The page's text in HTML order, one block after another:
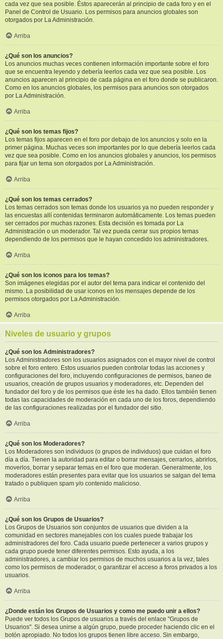
cada vez que sea posible. Éstos aparecerán al principio de cada foro y en el
Panel de Control de Usuario. Los permisos para anuncios globales son
otorgados por La Administración.
Arriba
¿Qué son los anuncios?
Los anuncios muchas veces contienen información importante sobre el foro
que se encuentra leyendo y debería leerlos cada vez que sea posible. Los
anuncios aparecen al principio de cada página en el foro donde se publicaron.
Como en los anuncios globales, los permisos para anuncios son otorgados
por La Administración.
Arriba
¿Qué son los temas fijos?
Los temas fijos aparecen en el foro por debajo de los anuncios y solo en la
primer página. Muchas veces son importantes por lo que debería leerlos cada
vez que sea posible. Como en los anuncios globales y anuncios, los permisos
para fijar un tema son otorgados por La Administración.
Arriba
¿Qué son los temas cerrados?
Los temas cerrados son temas donde los usuarios ya no pueden responder y
las encuestas allí contenidas terminaron automáticamente. Los temas pueden
ser cerrados por muchas razones. Esta decisión es tomada por La
Administración o un moderador. Tal vez pueda cerrar sus propios temas
dependiendo de los permisos que le hayan concedido los administradores.
Arriba
¿Qué son los iconos para los temas?
Son imágenes elegidas por el autor del tema para indicar el contenido del
mismo. La posibilidad de usar iconos en los mensajes depende de los
permisos otorgados por La Administración.
Arriba
Niveles de usuario y grupos
¿Qué son los Administradores?
Los Administradores son los usuarios asignados con el mayor nivel de control
sobre el foro entero. Estos usuarios pueden controlar todas las acciones y
configuraciones del foro, incluyendo configuraciones de permisos, baneo de
usuarios, creación de grupos usuarios y moderadores, etc. Dependen del
fundador del foro y de los permisos que éste les ha dado. Ellos también tienen
todas las capacidades de moderación en cada uno de los foros, dependiendo
de las configuraciones realizadas por el fundador del sitio.
Arriba
¿Qué son los Moderadores?
Los Moderadores son individuos (o grupos de individuos) que cuidan el foro
día a día. Tienen la autoridad para editar o borrar mensajes, cerrarlos, abrirlos,
moverlos, borrar y separar temas en el foro que moderan. Generalmente, los
moderadores están presentes para evitar que los usuarios se salgan del tema
tratado o publiquen spam y/o contenido malicioso.
Arriba
¿Qué son los Grupos de Usuarios?
Los Grupos de Usuarios son conjuntos de usuarios que dividen a la
comunidad en sectores manejables con los cuales puede trabajar los
administradores del foro. Cada usuario puede pertenecer a varios grupos y
cada grupo puede tener diferentes permisos. Esto ayuda, a los
administradores, a cambiar los permisos de muchos usuarios a la vez, tales
como los permisos de moderador, o garantizar el acceso a foros privados a los
usuarios.
Arriba
¿Donde están los Grupos de Usuarios y como me puedo unir a ellos?
Puede ver todos los Grupos de usuarios a través del enlace "Grupos de
Usuarios". Si desea unirse a algún grupo, puede proceder haciendo clic en el
botón apropiado. No todos los grupos tienen libre acceso. Sin embargo,